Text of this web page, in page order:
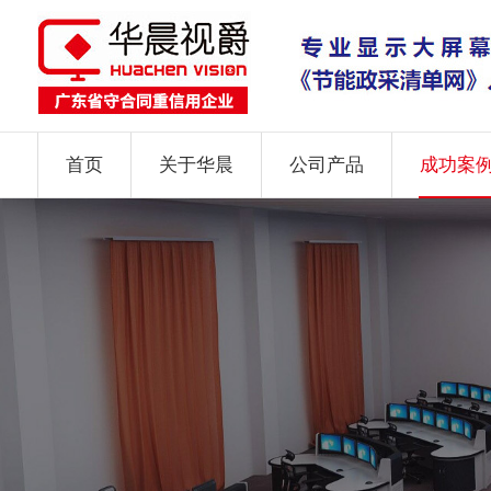
首页 关于华晨 公司产品 成功案